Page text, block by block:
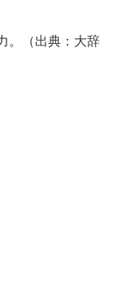
。（出典：大辞